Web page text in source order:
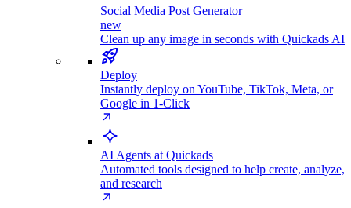
Social Media Post Generator
new
Clean up any image in seconds with Quickads AI
Deploy
Instantly deploy on YouTube, TikTok, Meta, or
Google in 1-Click
AI Agents at Quickads
Automated tools designed to help create, analyze,
and research